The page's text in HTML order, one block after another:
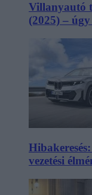
Villanyautó
(2025) –
vezetési